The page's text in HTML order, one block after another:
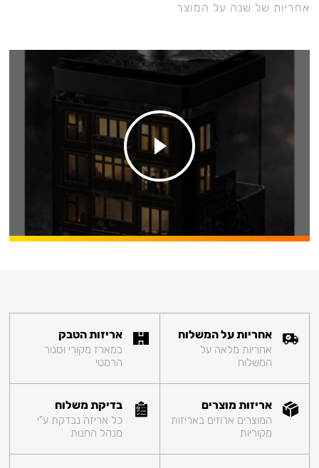
אחריות של שנה על המוצר
אחריות על המשלוח
אחריות מלאה על
המשלוח
אריזות הטבק
במארז מקורי וסגור
הרמטי
אריזות מוצרים
המוצרים ארוזים באריזות
מקוריות
בדיקת משלוח
כל אריזה נבדקת ע"י
מנהל החנות